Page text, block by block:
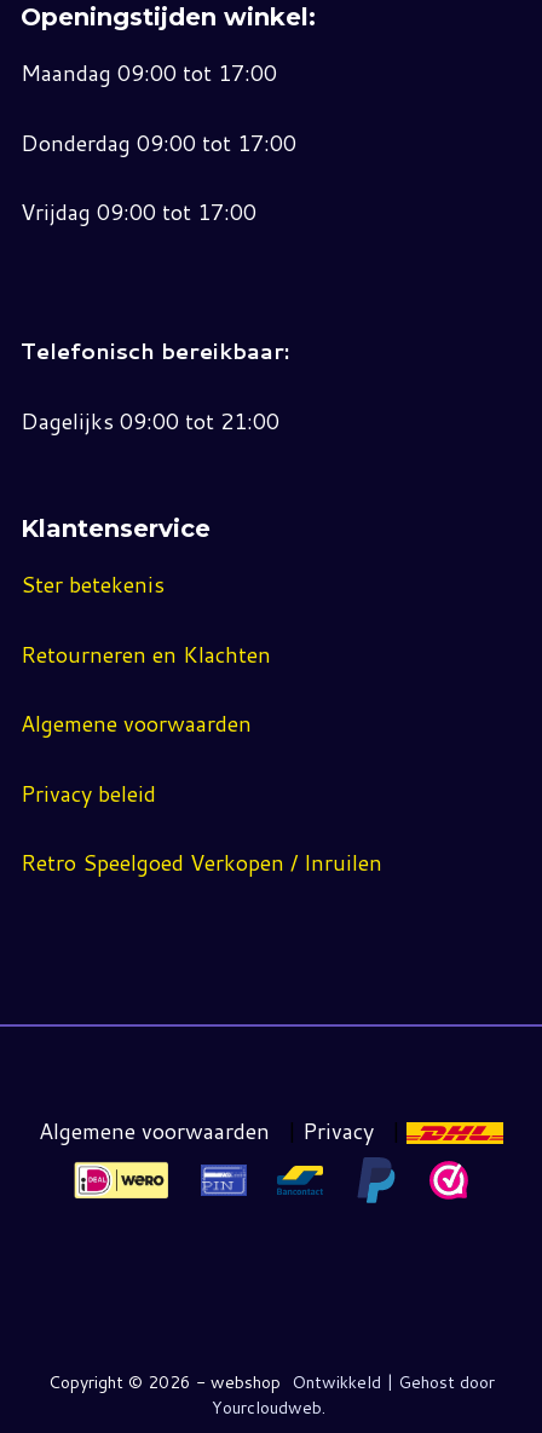
Openingstijden winkel:
Maandag 09:00 tot 17:00
Donderdag 09:00 tot 17:00
Vrijdag 09:00 tot 17:00
Telefonisch bereikbaar:
Dagelijks 09:00 tot 21:00
Klantenservice
Ster betekenis
Retourneren en Klachten
Algemene voorwaarden
Privacy beleid
Retro Speelgoed Verkopen / Inruilen
Algemene voorwaarden | Privacy |
Copyright © 2026 - webshop Ontwikkeld | Gehost door
Yourcloudweb.